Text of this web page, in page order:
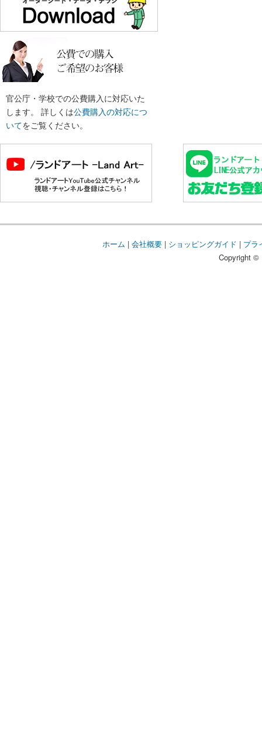
官公庁・学校での公費購入に対応いた
します。 詳しくは公費購入の対応につ
いてをご覧ください。
ホーム | 会社概要| ショッピングガイド | プラ
Copyright ©